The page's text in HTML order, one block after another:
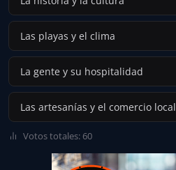
Las playas y el clima
La gente y su hospitalidad
Las artesanías y el comercio local
Votos totales: 60